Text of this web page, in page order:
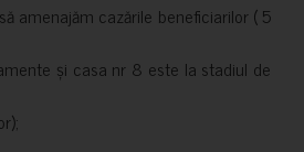
amenajăm cazările beneficiarilor ( 5
și casa nr 8 este la stadiul de